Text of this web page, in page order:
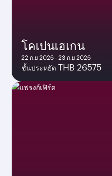
โคเปนเฮเกน
22 ก.ย 2026 - 23 ก.ย 2026
ชั้นประหยัด THB 26575